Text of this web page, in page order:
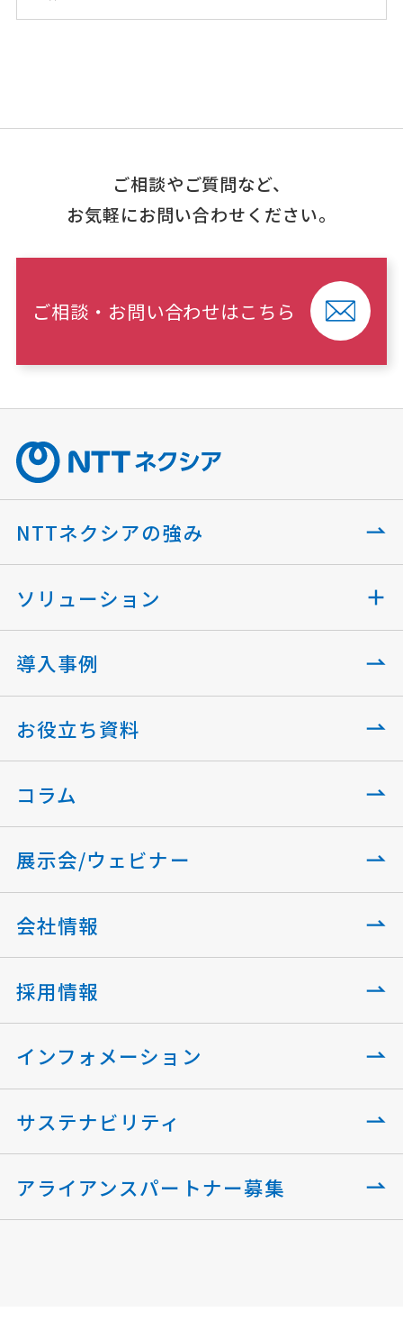
ご相談やご質問など、
お気軽にお問い合わせください。
ご相談・お問い合わせはこちら
NTTネクシアの強み
ソリューション
導入事例
お役立ち資料
コラム
展示会/ウェビナー
会社情報
採用情報
インフォメーション
サステナビリティ
アライアンスパートナー募集